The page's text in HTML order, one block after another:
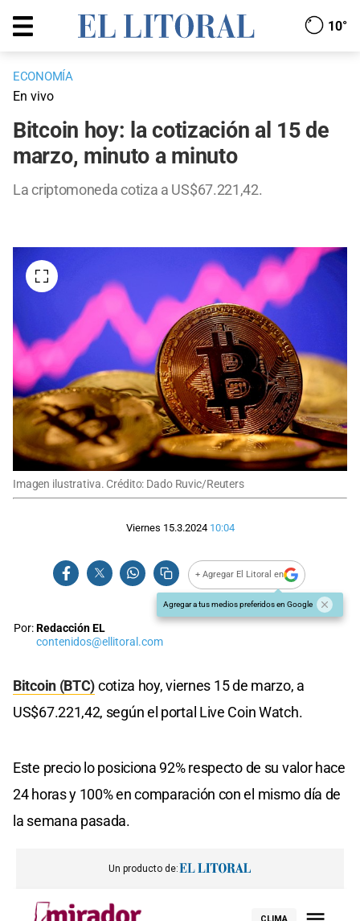
10°
ECONOMÍA
En vivo
Bitcoin hoy: la cotización al 15 de
marzo, minuto a minuto
La criptomoneda cotiza a US$67.221,42.
Imagen ilustrativa. Crédito: Dado Ruvic/Reuters
Viernes 15.3.2024 10:04
+ Agregar El Litoral en
Agregar a tus medios preferidos en Google
Por:Redacción EL
contenidos@ellitoral.com
Bitcoin (BTC)cotiza hoy, viernes 15 de marzo, a
US$67.221,42, según el portal Live Coin Watch.
Este precio lo posiciona 92% respecto de su valor hace
24 horas y 100% en comparación con el mismo día de
la semana pasada.